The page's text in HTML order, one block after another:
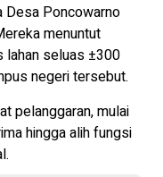
Desa Poncowarno
menuntut
lahan seluas ±300
negeri tersebut.
pelanggaran, mulai
hingga alih fungsi